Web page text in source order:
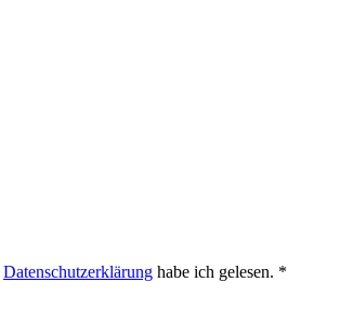
Datenschutzerklärung habe ich gelesen. *